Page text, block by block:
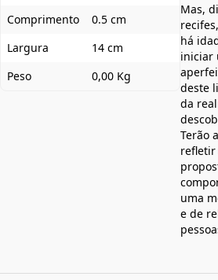
Comprimento
0.5 cm
Largura
14 cm
Peso
0,00 Kg
Mas,
há
iniciar
deste
da
Terão
refletir
uma
e de